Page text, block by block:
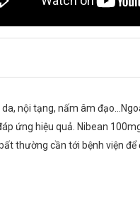
nội tạng, nấm âm
ứng hiệu quả. Nibean
thường cần tới bệnh viện để